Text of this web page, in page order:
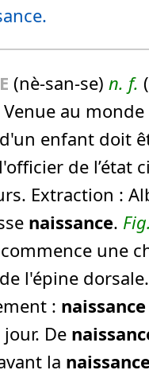
(nè-san-se) n. f.
au monde
d'un enfant doit
de l’état
Extraction :
naissance. Fig.
une
de l'épine dorsale.
: naissance
De
la naissance